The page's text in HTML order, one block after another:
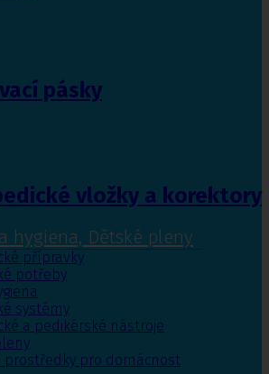
pásky
vložky a korektory
hygiena, Dětské pleny
přípravky
potřeby
systémy
a pedikérské nástroje
prostředky pro domácnost